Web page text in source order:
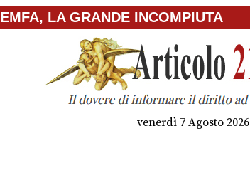
EMFA, LA GRANDE INCOMPIUTA
venerdì 7 Agosto 2026